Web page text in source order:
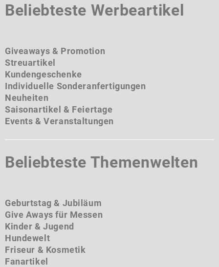
Beliebteste Werbeartikel
Giveaways & Promotion
Streuartikel
Kundengeschenke
Individuelle Sonderanfertigungen
Neuheiten
Saisonartikel & Feiertage
Events & Veranstaltungen
Beliebteste Themenwelten
Geburtstag & Jubiläum
Give Aways für Messen
Kinder & Jugend
Hundewelt
Friseur & Kosmetik
Fanartikel